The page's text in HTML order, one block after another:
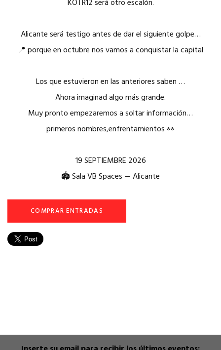
KOTR12 será otro escalón.
Alicante será testigo antes de dar el siguiente golpe…
📍 porque en octubre nos vamos a conquistar la capital
Los que estuvieron en las anteriores saben …
Ahora imaginad algo más grande.
Muy pronto empezaremos a soltar información…
primeros nombres,enfrentamientos 👀
19 SEPTIEMBRE 2026
🏟 Sala VB Spaces — Alicante
COMPRAR ENTRADAS